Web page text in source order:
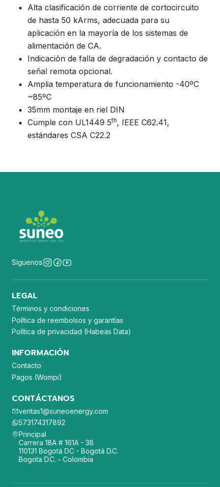
Alta clasificación de corriente de cortocircuito
de hasta 50 kArms, adecuada para su
aplicación en la mayoría de los sistemas de
alimentación de CA.
Indicación de falla de degradación y contacto de
señal remota opcional.
Amplia temperatura de funcionamiento -40ºC
~85ºC
35mm montaje en riel DIN
Cumple con UL1449 5th, IEEE C62.41,
estándares CSA C22.2
Síguenos
LEGAL
Términos y condiciones
Política de reembolsos y garantías
Política de privacidad (Habeas Data)
INFORMACIÓN
Contacto
Pagos (Wompi)
CONTÁCTANOS
ventas1@suneoenergy.com
573174317892
Principal
Carrera 18A # 161A - 38
110131 Bogotá DC - Bogotá D.C.
Bogota D.C. - Colombia